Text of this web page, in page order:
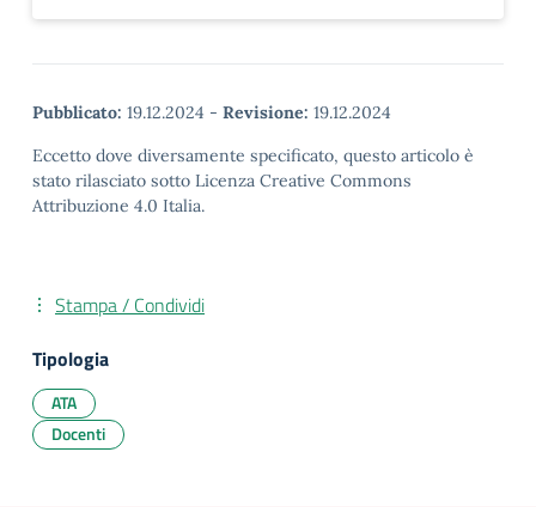
Pubblicato: 19.12.2024 - Revisione: 19.12.2024
Eccetto dove diversamente specificato, questo articolo è
stato rilasciato sotto Licenza Creative Commons
Attribuzione 4.0 Italia.
Stampa / Condividi
Tipologia
ATA
Docenti